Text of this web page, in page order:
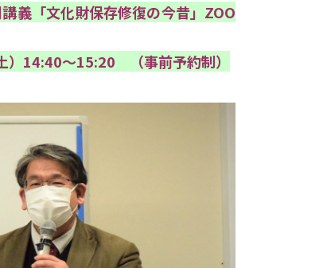
義「文化財保存修復の今昔」ZOO
）14:40～15:20 （事前予約制）